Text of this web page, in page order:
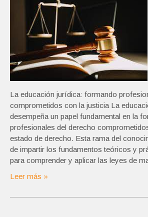
La educación jurídica: formando
comprometidos con la justicia La
desempeña un papel fundamental en la
profesionales del derecho
estado de derecho. Esta rama del
de impartir los fundamentos teóricos y
para comprender y aplicar las leyes de
Leer más »